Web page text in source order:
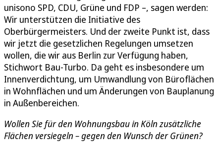
unisono SPD, CDU, Grüne und FDP –, sagen werden:
Wir unterstützen die Initiative des
Oberbürgermeisters. Und der zweite Punkt ist, dass
wir jetzt die gesetzlichen Regelungen umsetzen
wollen, die wir aus Berlin zur Verfügung haben,
Stichwort Bau-Turbo. Da geht es insbesondere um
Innenverdichtung, um Umwandlung von Büroflächen
in Wohnflächen und um Änderungen von Bauplanung
in Außenbereichen.
Wollen Sie für den Wohnungsbau in Köln zusätzliche
Flächen versiegeln – gegen den Wunsch der Grünen?